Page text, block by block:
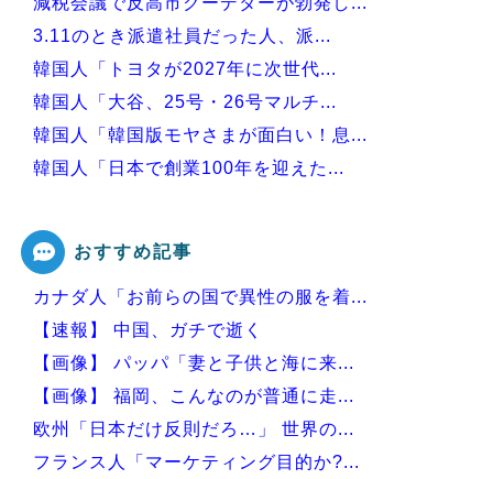
3.11のとき派遣社員だった人、派...
韓国人「トヨタが2027年に次世代...
韓国人「大谷、25号・26号マルチ...
韓国人「韓国版モヤさまが面白い！息...
韓国人「日本で創業100年を迎えた...
Powered by livedoor 相互RSS
おすすめ記事
カナダ人「お前らの国で異性の服を着...
【速報】 中国、ガチで逝く
【画像】 パッパ「妻と子供と海に来...
【画像】 福岡、こんなのが普通に走...
欧州「日本だけ反則だろ…」 世界の...
フランス人「マーケティング目的か?...